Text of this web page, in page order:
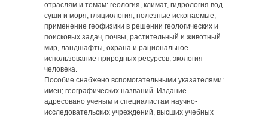
отраслям и темам: геология, климат, гидрология вод
суши и моря, гляциология, полезные ископаемые,
применение геофизики в решении геологических и
поисковых задач, почвы, растительный и животный
мир, ландшафты, охрана и рациональное
использование природных ресурсов, экология
человека.
Пособие снабжено вспомогательными указателями:
имен; географических названий. Издание
адресовано ученым и специалистам научно-
исследовательских учреждений, высших учебных